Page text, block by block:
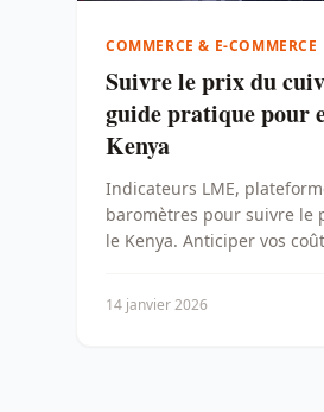
COMMERCE & E-COMMERCE
Suivre le prix du
guide pratique pour
Kenya
Indicateurs LME,
baromètres pour suivre le
le Kenya. Anticiper vos
14 janvier 2026